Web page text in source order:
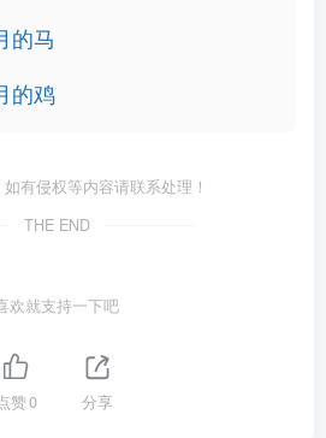
的马
的鸡
有侵权等内容请联系处理！
THE END
欢就支持一下吧
赞0 分享